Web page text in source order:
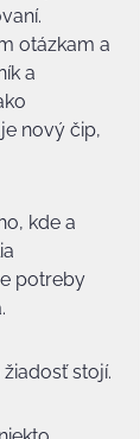
otázkam a
a
nový čip,
kde a
potreby
stojí.